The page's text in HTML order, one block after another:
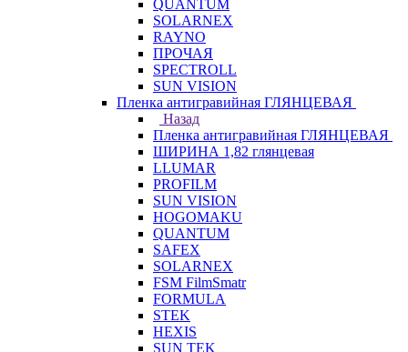
QUANTUM
SOLARNEX
RAYNO
ПРОЧАЯ
SPECTROLL
SUN VISION
Пленка антигравийная ГЛЯНЦЕВАЯ
Назад
Пленка антигравийная ГЛЯНЦЕВАЯ
ШИРИНА 1,82 глянцевая
LLUMAR
PROFILM
SUN VISION
HOGOMAKU
QUANTUM
SAFEX
SOLARNEX
FSM FilmSmatr
FORMULA
STEK
HEXIS
SUN TEK